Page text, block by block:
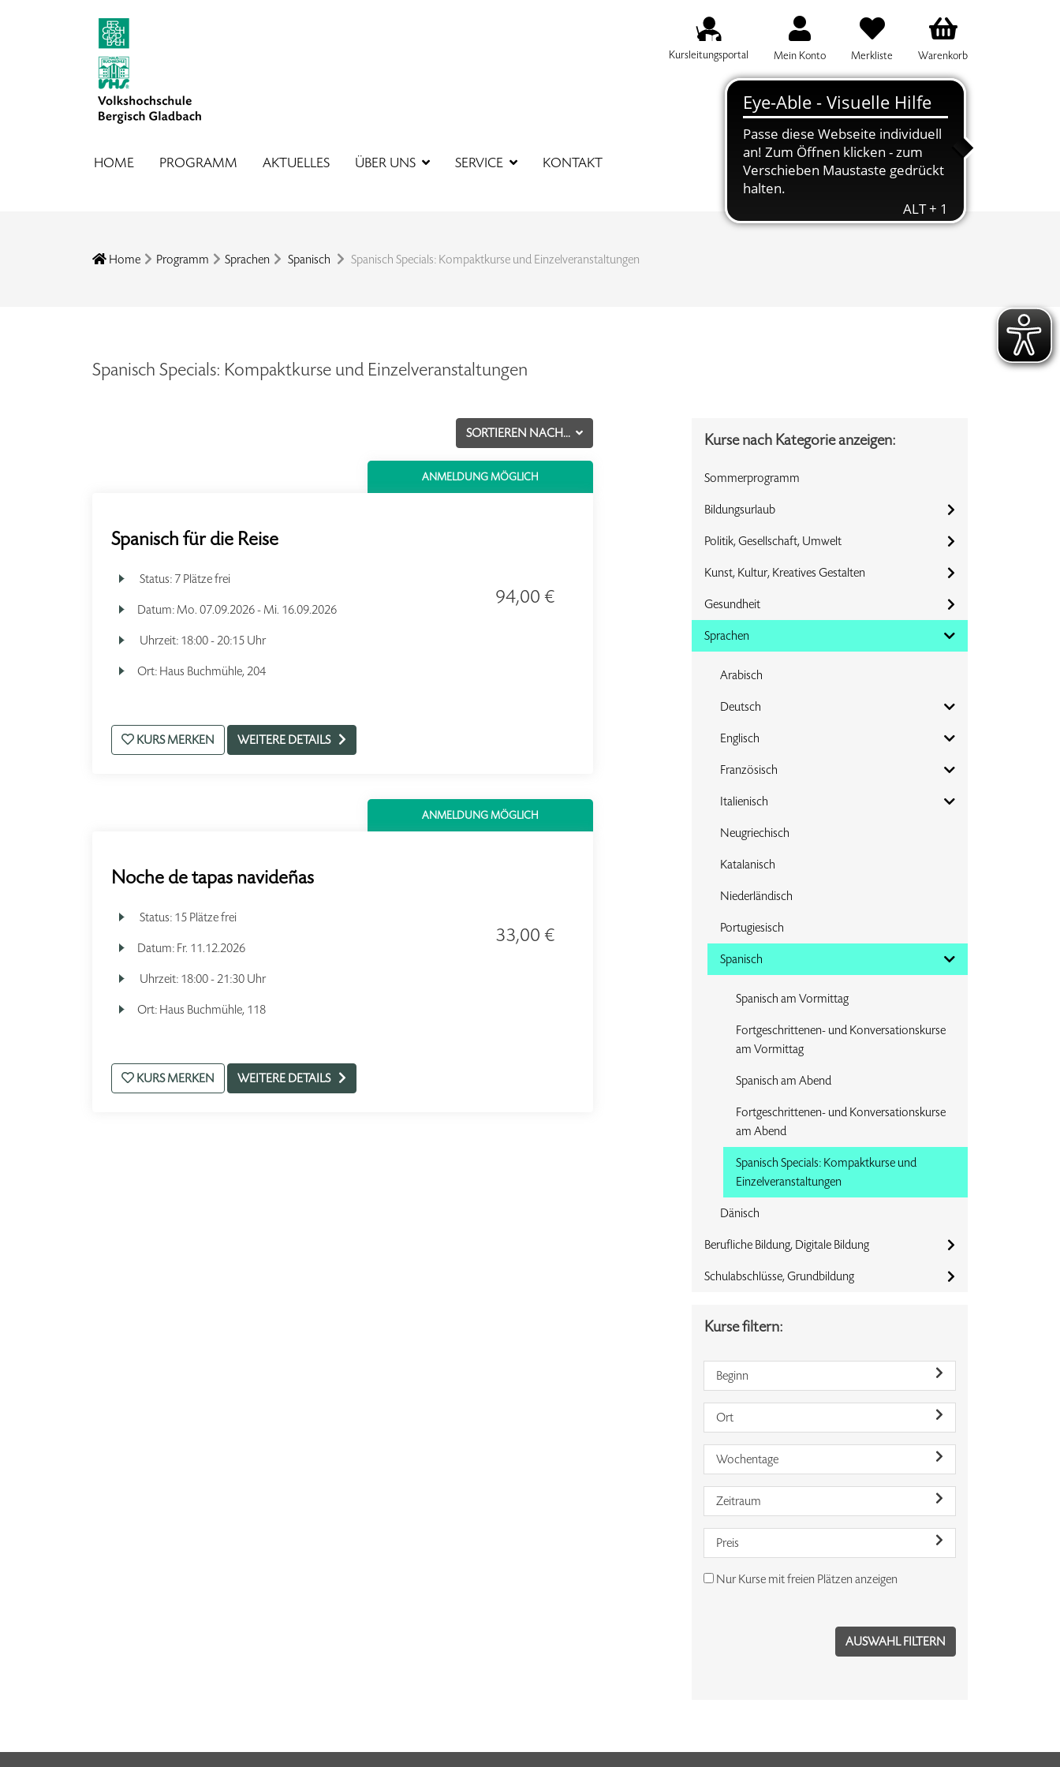
Kursleitungsportal Mein Konto Merkliste Warenkorb
HOME PROGRAMM AKTUELLES ÜBER UNS SERVICE KONTAKT
SUCHBEGRIFF FÜR DIE KURSSUCHE EINGEBEN
Home Programm Sprachen Spanisch Spanisch Specials: Kompaktkurse und Einzelveranstaltungen
Spanisch Specials: Kompaktkurse und Einzelveranstaltungen
SORTIEREN NACH...
ANMELDUNG MÖGLICH
Spanisch für die Reise
Status: 7 Plätze frei
Datum: Mo. 07.09.2026 - Mi. 16.09.2026
Uhrzeit: 18:00 - 20:15 Uhr
Ort: Haus Buchmühle, 204
94,00 €
KURS MERKEN WEITERE DETAILS
ANMELDUNG MÖGLICH
Noche de tapas navideñas
Status: 15 Plätze frei
Datum: Fr. 11.12.2026
Uhrzeit: 18:00 - 21:30 Uhr
Ort: Haus Buchmühle, 118
33,00 €
KURS MERKEN WEITERE DETAILS
Kurse nach Kategorie anzeigen:
Sommerprogramm
Bildungsurlaub
Politik, Gesellschaft, Umwelt
Kunst, Kultur, Kreatives Gestalten
Gesundheit
Sprachen
Arabisch
Deutsch
Englisch
Französisch
Italienisch
Neugriechisch
Katalanisch
Niederländisch
Portugiesisch
Spanisch
Spanisch am Vormittag
Fortgeschrittenen- und Konversationskurse
am Vormittag
Spanisch am Abend
Fortgeschrittenen- und Konversationskurse
am Abend
Spanisch Specials: Kompaktkurse und
Einzelveranstaltungen
Dänisch
Berufliche Bildung, Digitale Bildung
Schulabschlüsse, Grundbildung
Kurse filtern:
Beginn
Ort
Wochentage
Zeitraum
Preis
Nur Kurse mit freien Plätzen anzeigen